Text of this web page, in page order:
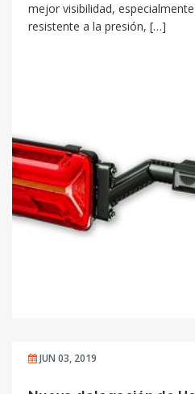
mejor visibilidad,
resistente a la presión, […]
JUN 03, 2019